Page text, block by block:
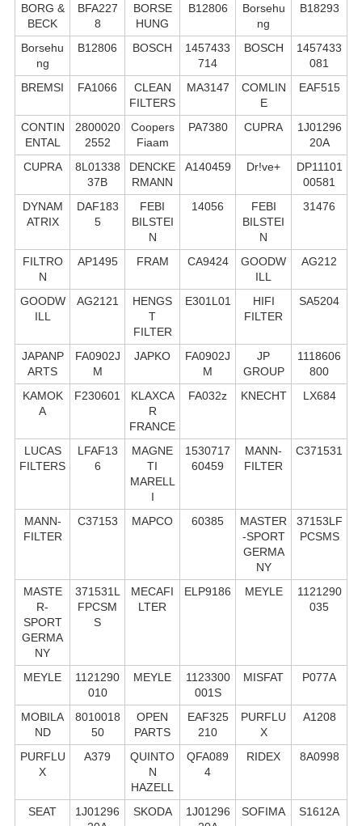
BORG &
BECK
BFA227
8
BORSE
HUNG
B12806
Borsehu
ng
B18293
Borsehu
ng
B12806 BOSCH
1457433
714
BOSCH
1457433
081
BREMSI
FA1066
CLEAN
FILTERS
MA3147
COMLIN
E
EAF515
CONTIN
ENTAL
2800020
2552
Coopers
Fiaam
PA7380 CUPRA
1J01296
20A
CUPRA
8L01338
37B
DENCKE
RMANN
A140459 Dr!ve+
DP11101
00581
DYNAM
ATRIX
DAF183
5
FEBI
BILSTEI
N
14056
FEBI
BILSTEI
N
31476
FILTRO
N
AP1495 FRAM CA9424
GOODW
ILL
AG212
GOODW
ILL
AG2121
HENGS
T
FILTER
E301L01
HIFI
FILTER
SA5204
JAPANP
ARTS
FA0902J
M
JAPKO
FA0902J
M
JP
GROUP
1118606
800
KAMOK
A
F230601
KLAXCA
R
FRANCE
FA032z KNECHT LX684
LUCAS
FILTERS
LFAF13
6
MAGNE
TI
MARELL
I
1530717
60459
MANN-
FILTER
C371531
MANN-
FILTER
C37153 MAPCO 60385
MASTER
-SPORT
GERMA
NY
37153LF
PCSMS
MASTE
R-
SPORT
GERMA
NY
371531L
FPCSM
S
MECAFI
LTER
ELP9186 MEYLE
1121290
035
MEYLE
1121290
010
MEYLE
1123300
001S
MISFAT P077A
MOBILA
ND
8010018
50
OPEN
PARTS
EAF325
210
PURFLU
X
A1208
PURFLU
X
A379
QUINTO
N
HAZELL
QFA089
4
RIDEX 8A0998
SEAT
1J01296
SKODA
1J01296
SOFIMA S1612A